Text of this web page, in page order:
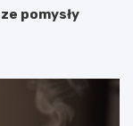
pomysły